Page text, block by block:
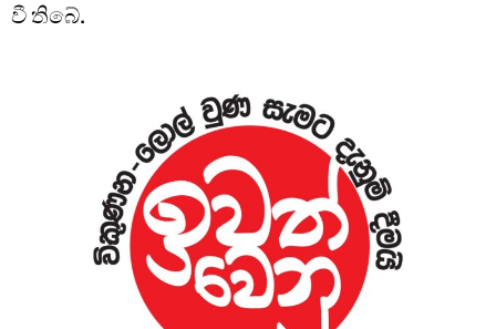
වී තිබේ.